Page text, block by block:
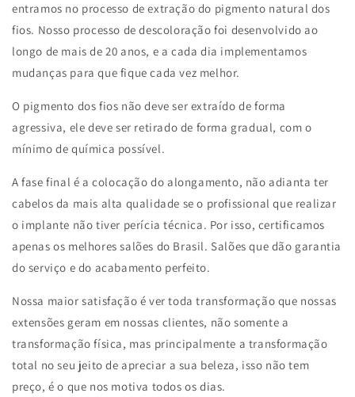
entramos no processo de extração do pigmento natural dos
fios. Nosso processo de descoloração foi desenvolvido ao
longo de mais de 20 anos, e a cada dia implementamos
mudanças para que fique cada vez melhor.
O pigmento dos fios não deve ser extraído de forma
agressiva, ele deve ser retirado de forma gradual, com o
mínimo de química possível.
A fase final é a colocação do alongamento, não adianta ter
cabelos da mais alta qualidade se o profissional que realizar
o implante não tiver perícia técnica. Por isso, certificamos
apenas os melhores salões do Brasil. Salões que dão garantia
do serviço e do acabamento perfeito.
Nossa maior satisfação é ver toda transformação que nossas
extensões geram em nossas clientes, não somente a
transformação física, mas principalmente a transformação
total no seu jeito de apreciar a sua beleza, isso não tem
preço, é o que nos motiva todos os dias.